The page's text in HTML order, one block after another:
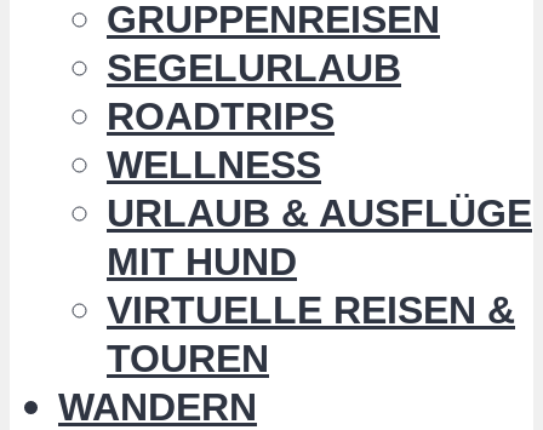
GRUPPENREISEN
SEGELURLAUB
ROADTRIPS
WELLNESS
URLAUB & AUSFLÜGE
MIT HUND
VIRTUELLE REISEN &
TOUREN
WANDERN